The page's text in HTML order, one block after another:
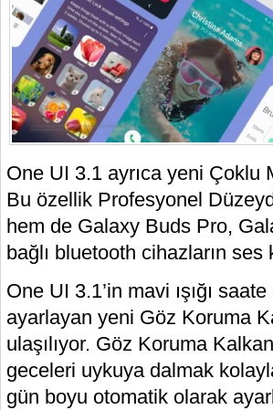
One UI 3.1 ayrıca yeni Çoklu
Bu özellik Profesyonel
hem de Galaxy Buds Pro,
bağlı bluetooth cihazların ses
One UI 3.1’in mavi ışığı
ayarlayan yeni Göz Koruma
ulaşılıyor. Göz Koruma
geceleri uykuya dalmak
gün boyu otomatik olarak